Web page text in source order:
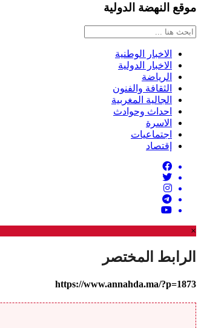
موقع النهضة الدولية
الاخبار الوطنية
الاخبار الدولية
الرياضة
الثقافة والفنون
الجالية المغربية
احداث وحوادث
الاسرة
اجتماعيات
إقتصاد
×
الرابط المختصر
https://www.annahda.ma/?p=1873